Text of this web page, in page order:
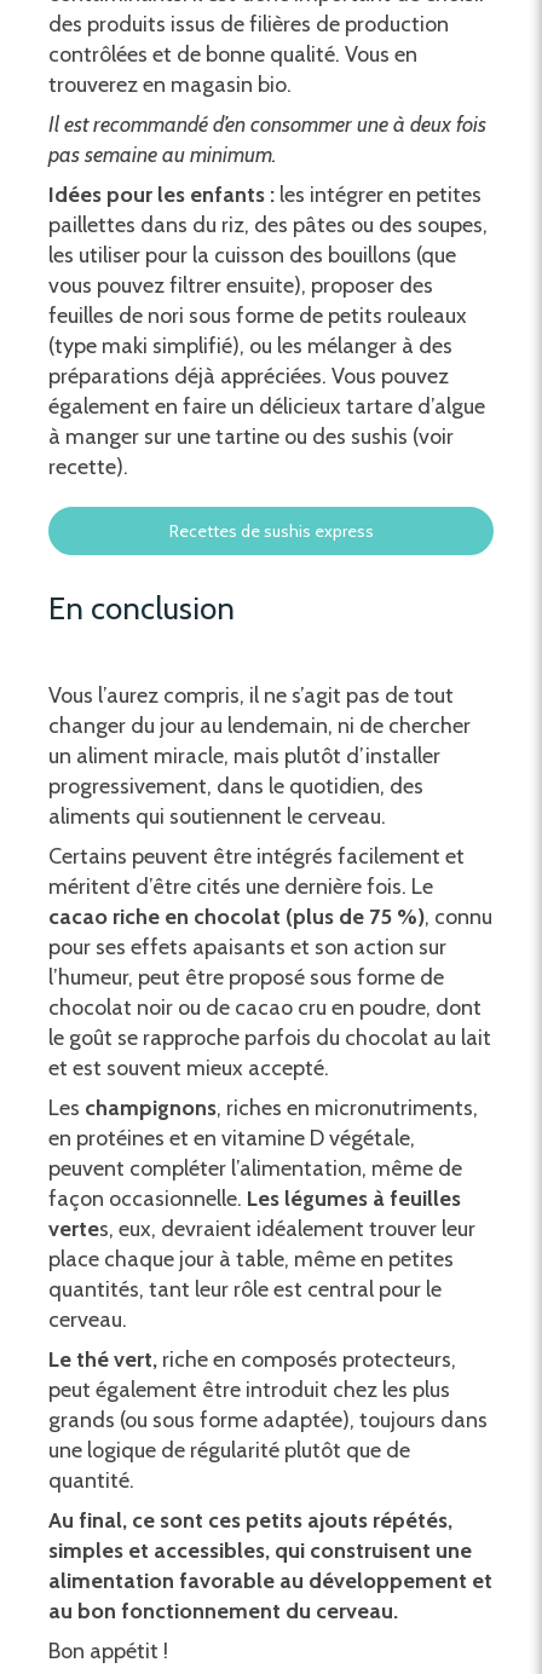
des produits issus de filières de production
contrôlées et de bonne qualité. Vous en
trouverez en magasin bio.
Il est recommandé d’en consommer une à deux fois
pas semaine au minimum.
Idées pour les enfants : les intégrer en petites
paillettes dans du riz, des pâtes ou des soupes,
les utiliser pour la cuisson des bouillons (que
vous pouvez filtrer ensuite), proposer des
feuilles de nori sous forme de petits rouleaux
(type maki simplifié), ou les mélanger à des
préparations déjà appréciées. Vous pouvez
également en faire un délicieux tartare d’algue
à manger sur une tartine ou des sushis (voir
recette).
Recettes de sushis express
En conclusion
Vous l’aurez compris, il ne s’agit pas de tout
changer du jour au lendemain, ni de chercher
un aliment miracle, mais plutôt d’installer
progressivement, dans le quotidien, des
aliments qui soutiennent le cerveau.
Certains peuvent être intégrés facilement et
méritent d’être cités une dernière fois. Le
cacao riche en chocolat (plus de 75 %), connu
pour ses effets apaisants et son action sur
l’humeur, peut être proposé sous forme de
chocolat noir ou de cacao cru en poudre, dont
le goût se rapproche parfois du chocolat au lait
et est souvent mieux accepté.
Les champignons, riches en micronutriments,
en protéines et en vitamine D végétale,
peuvent compléter l’alimentation, même de
façon occasionnelle. Les légumes à feuilles
vertes, eux, devraient idéalement trouver leur
place chaque jour à table, même en petites
quantités, tant leur rôle est central pour le
cerveau.
Le thé vert, riche en composés protecteurs,
peut également être introduit chez les plus
grands (ou sous forme adaptée), toujours dans
une logique de régularité plutôt que de
quantité.
Au final, ce sont ces petits ajouts répétés,
simples et accessibles, qui construisent une
alimentation favorable au développement et
au bon fonctionnement du cerveau.
Bon appétit !